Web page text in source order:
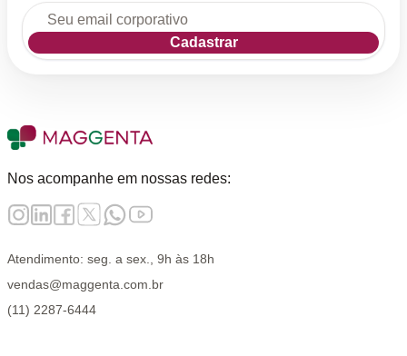
Cadastrar
Nos acompanhe em nossas redes:
Atendimento: seg. a sex., 9h às 18h
vendas@maggenta.com.br
(11) 2287-6444